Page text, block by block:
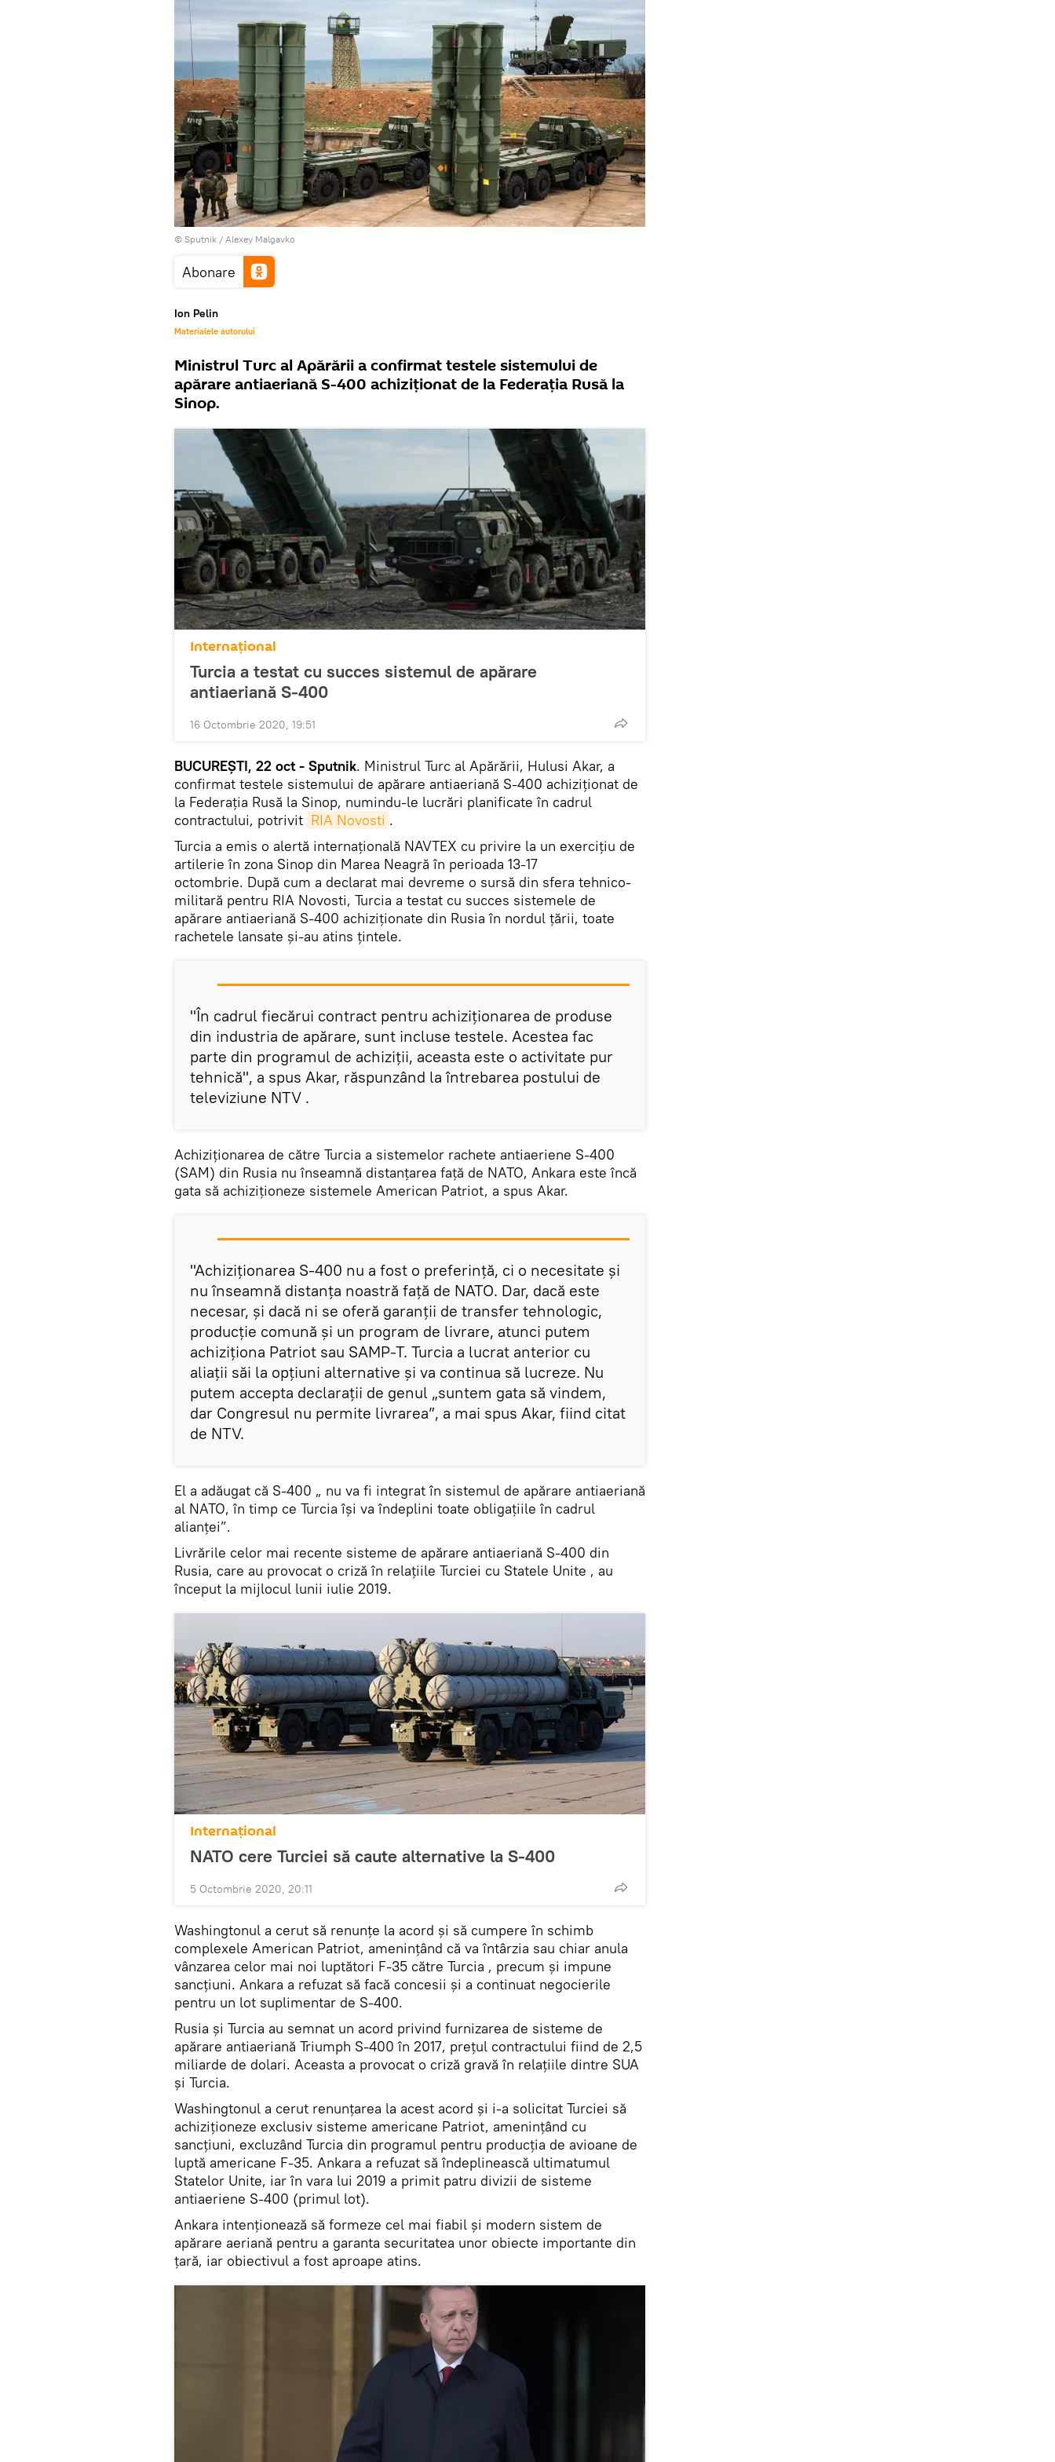
© Sputnik / Alexey Malgavko
Abonare
Ion Pelin
Materialele autorului
Ministrul Turc al Apărării a confirmat testele sistemului de
apărare antiaeriană S-400 achiziționat de la Federația Rusă la
Sinop.
Internaţional
Turcia a testat cu succes sistemul de apărare
antiaeriană S-400
16 Octombrie 2020, 19:51
BUCUREȘTI, 22 oct - Sputnik. Ministrul Turc al Apărării, Hulusi Akar, a
confirmat testele sistemului de apărare antiaeriană S-400 achiziționat de
la Federația Rusă la Sinop, numindu-le lucrări planificate în cadrul
contractului, potrivit RIA Novosti .
Turcia a emis o alertă internațională NAVTEX cu privire la un exercițiu de
artilerie în zona Sinop din Marea Neagră în perioada 13-17
octombrie. După cum a declarat mai devreme o sursă din sfera tehnico-
militară pentru RIA Novosti, Turcia a testat cu succes sistemele de
apărare antiaeriană S-400 achiziționate din Rusia în nordul țării, toate
rachetele lansate și-au atins țintele.
"În cadrul fiecărui contract pentru achiziționarea de produse
din industria de apărare, sunt incluse testele. Acestea fac
parte din programul de achiziții, aceasta este o activitate pur
tehnică", a spus Akar, răspunzând la întrebarea postului de
televiziune NTV .
Achiziționarea de către Turcia a sistemelor rachete antiaeriene S-400
(SAM) din Rusia nu înseamnă distanțarea față de NATO, Ankara este încă
gata să achiziționeze sistemele American Patriot, a spus Akar.
"Achiziționarea S-400 nu a fost o preferință, ci o necesitate și
nu înseamnă distanța noastră față de NATO. Dar, dacă este
necesar, și dacă ni se oferă garanții de transfer tehnologic,
producție comună și un program de livrare, atunci putem
achiziționa Patriot sau SAMP-T. Turcia a lucrat anterior cu
aliații săi la opțiuni alternative și va continua să lucreze. Nu
putem accepta declarații de genul „suntem gata să vindem,
dar Congresul nu permite livrarea”, a mai spus Akar, fiind citat
de NTV.
El a adăugat că S-400 „ nu va fi integrat în sistemul de apărare antiaeriană
al NATO, în timp ce Turcia își va îndeplini toate obligațiile în cadrul
alianței”.
Livrările celor mai recente sisteme de apărare antiaeriană S-400 din
Rusia, care au provocat o criză în relațiile Turciei cu Statele Unite , au
început la mijlocul lunii iulie 2019.
Internaţional
NATO cere Turciei să caute alternative la S-400
5 Octombrie 2020, 20:11
Washingtonul a cerut să renunțe la acord și să cumpere în schimb
complexele American Patriot, amenințând că va întârzia sau chiar anula
vânzarea celor mai noi luptători F-35 către Turcia , precum și impune
sancțiuni. Ankara a refuzat să facă concesii și a continuat negocierile
pentru un lot suplimentar de S-400.
Rusia și Turcia au semnat un acord privind furnizarea de sisteme de
apărare antiaeriană Triumph S-400 în 2017, prețul contractului fiind de 2,5
miliarde de dolari. Aceasta a provocat o criză gravă în relațiile dintre SUA
și Turcia.
Washingtonul a cerut renunțarea la acest acord și i-a solicitat Turciei să
achiziționeze exclusiv sisteme americane Patriot, amenințând cu
sancțiuni, excluzând Turcia din programul pentru producția de avioane de
luptă americane F-35. Ankara a refuzat să îndeplinească ultimatumul
Statelor Unite, iar în vara lui 2019 a primit patru divizii de sisteme
antiaeriene S-400 (primul lot).
Ankara intenționează să formeze cel mai fiabil și modern sistem de
apărare aeriană pentru a garanta securitatea unor obiecte importante din
țară, iar obiectivul a fost aproape atins.